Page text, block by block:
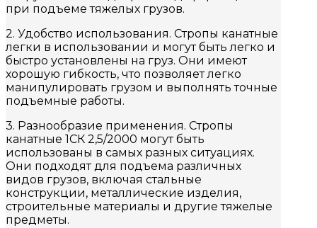
при подъеме тяжелых грузов.
2. Удобство использования. Стропы канатные
легки в использовании и могут быть легко и
быстро установлены на груз. Они имеют
хорошую гибкость, что позволяет легко
манипулировать грузом и выполнять точные
подъемные работы.
3. Разнообразие применения. Стропы
канатные 1СК 2,5/2000 могут быть
использованы в самых разных ситуациях.
Они подходят для подъема различных
видов грузов, включая стальные
конструкции, металлические изделия,
строительные материалы и другие тяжелые
предметы.